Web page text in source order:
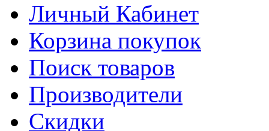
Личный Кабинет
Корзина покупок
Поиск товаров
Производители
Скидки